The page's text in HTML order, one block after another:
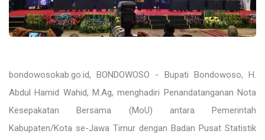
bondowosokab.go.id, BONDOWOSO - Bupati Bondowoso, H.
Abdul Hamid Wahid, M.Ag, menghadiri Penandatanganan Nota
Kesepakatan Bersama (MoU) antara Pemerintah
Kabupaten/Kota se-Jawa Timur dengan Badan Pusat Statistik